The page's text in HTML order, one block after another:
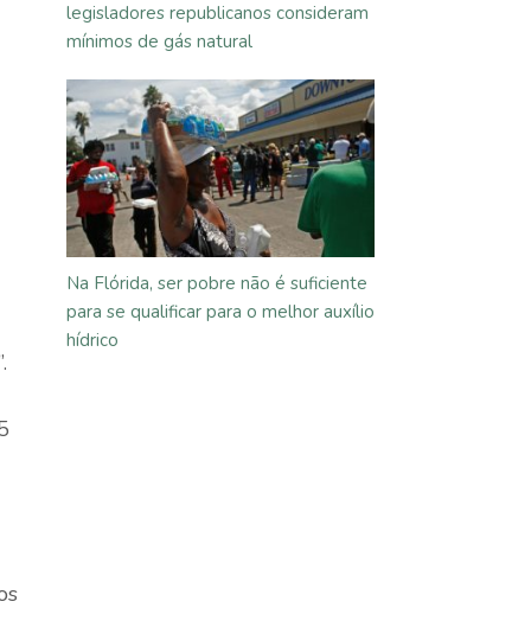
legisladores republicanos consideram
mínimos de gás natural
Na Flórida, ser pobre não é suficiente
para se qualificar para o melhor auxílio
hídrico